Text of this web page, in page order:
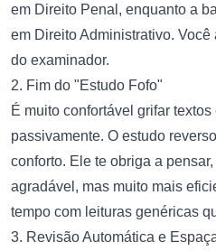
em Direito Penal, enquanto a
em Direito Administrativo.
do examinador.
2. Fim do "Estudo Fofo"
É muito confortável grifar
passivamente. O estudo
conforto. Ele te obriga a
agradável, mas muito mais
tempo com leituras genéricas
3. Revisão Automática e